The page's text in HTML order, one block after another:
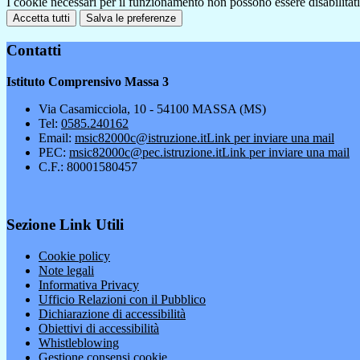
Accetta tutti Salva le preferenze
Contatti
Istituto Comprensivo Massa 3
Via Casamicciola, 10 - 54100 MASSA (MS)
Tel: 0585.240162
Email: msic82000c@istruzione.itLink per inviare una mail
PEC: msic82000c@pec.istruzione.itLink per inviare una mail
C.F.: 80001580457
Sezione Link Utili
Cookie policy
Note legali
Informativa Privacy
Ufficio Relazioni con il Pubblico
Dichiarazione di accessibilità
Obiettivi di accessibilità
Whistleblowing
Gestione consensi cookie